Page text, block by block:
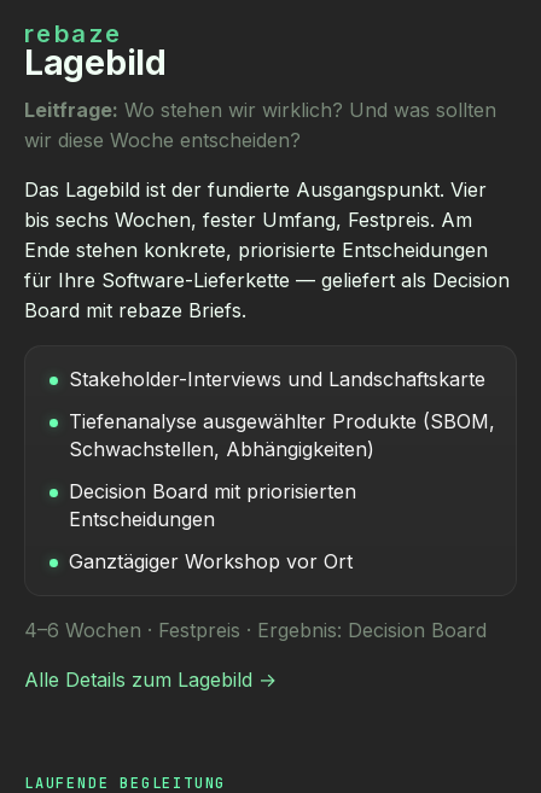
rebaze
Lagebild
Leitfrage: Wo stehen wir wirklich? Und was sollten
wir diese Woche entscheiden?
Das Lagebild ist der fundierte Ausgangspunkt. Vier
bis sechs Wochen, fester Umfang, Festpreis. Am
Ende stehen konkrete, priorisierte Entscheidungen
für Ihre Software-Lieferkette — geliefert als Decision
Board mit rebaze Briefs.
Stakeholder-Interviews und Landschaftskarte
Tiefenanalyse ausgewählter Produkte (SBOM,
Schwachstellen, Abhängigkeiten)
Decision Board mit priorisierten
Entscheidungen
Ganztägiger Workshop vor Ort
4–6 Wochen · Festpreis · Ergebnis: Decision Board
Alle Details zum Lagebild →
LAUFENDE BEGLEITUNG